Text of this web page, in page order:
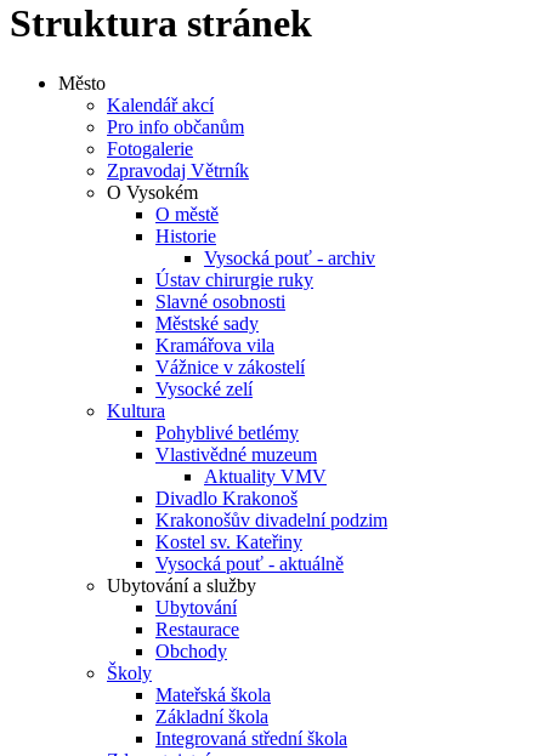
Struktura stránek
Město
Kalendář akcí
Pro info občanům
Fotogalerie
Zpravodaj Větrník
O Vysokém
O městě
Historie
Vysocká pouť - archiv
Ústav chirurgie ruky
Slavné osobnosti
Městské sady
Kramářova vila
Vážnice v zákostelí
Vysocké zelí
Kultura
Pohyblivé betlémy
Vlastivědné muzeum
Aktuality VMV
Divadlo Krakonoš
Krakonošův divadelní podzim
Kostel sv. Kateřiny
Vysocká pouť - aktuálně
Ubytování a služby
Ubytování
Restaurace
Obchody
Školy
Mateřská škola
Základní škola
Integrovaná střední škola